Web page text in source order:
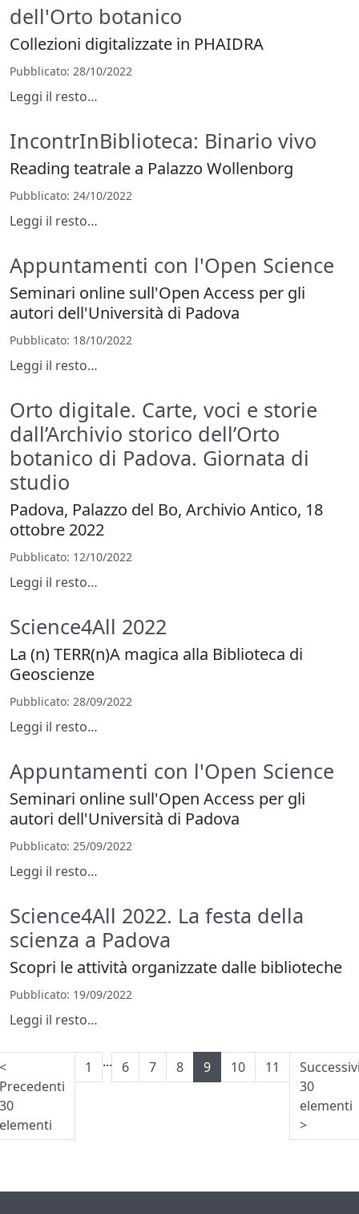
dell'Orto botanico
Collezioni digitalizzate in PHAIDRA
Pubblicato: 28/10/2022
Leggi il resto…
IncontrInBiblioteca: Binario vivo
Reading teatrale a Palazzo Wollenborg
Pubblicato: 24/10/2022
Leggi il resto…
Appuntamenti con l'Open Science
Seminari online sull'Open Access per gli
autori dell'Università di Padova
Pubblicato: 18/10/2022
Leggi il resto…
Orto digitale. Carte, voci e storie
dall’Archivio storico dell’Orto
botanico di Padova. Giornata di
studio
Padova, Palazzo del Bo, Archivio Antico, 18
ottobre 2022
Pubblicato: 12/10/2022
Leggi il resto…
Science4All 2022
La (n) TERR(n)A magica alla Biblioteca di
Geoscienze
Pubblicato: 28/09/2022
Leggi il resto…
Appuntamenti con l'Open Science
Seminari online sull'Open Access per gli
autori dell'Università di Padova
Pubblicato: 25/09/2022
Leggi il resto…
Science4All 2022. La festa della
scienza a Padova
Scopri le attività organizzate dalle biblioteche
Pubblicato: 19/09/2022
Leggi il resto…
1 ... 6 7 8
9
10 11
30
elementi
>